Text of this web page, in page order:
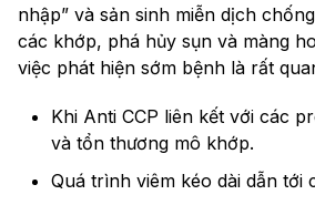
nhập” và sản sinh miễn dịch
các khớp, phá hủy sụn và màng
việc phát hiện sớm bệnh là rất
Khi Anti CCP liên kết với các
và tổn thương mô khớp.
Quá trình viêm kéo dài dẫn tới